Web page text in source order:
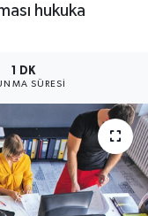
hukuka
1 DK
SÜRESI